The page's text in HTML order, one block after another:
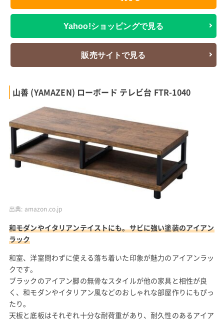
Yahoo!ショッピングで見る
販売サイトで見る
山善 (YAMAZEN) ローボード テレビ台 FTR-1040
出典: amazon.co.jp
和モダンやイタリアンテイストにも。サビに強い塗装のアイアン
ラック
和室、洋室問わずに使える落ち着いた印象が魅力のアイアンラッ
クです。
ブラックのアイアン脚の無骨なスタイルが他の家具と相性が良
く、和モダンやイタリアン風などのおしゃれな部屋作りにもぴっ
たり。
天板と底板はそれぞれ十分な耐荷重があり、耐久性のあるアイア